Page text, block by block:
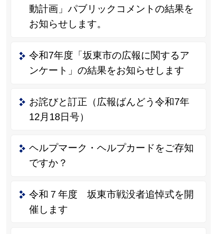
動計画」パブリックコメントの結果を
お知らせします。
令和7年度「坂東市の広報に関するア
ンケート」の結果をお知らせします
お詫びと訂正（広報ばんどう令和7年
12月18日号）
ヘルプマーク・ヘルプカードをご存知
ですか？
令和７年度 坂東市戦没者追悼式を開
催します